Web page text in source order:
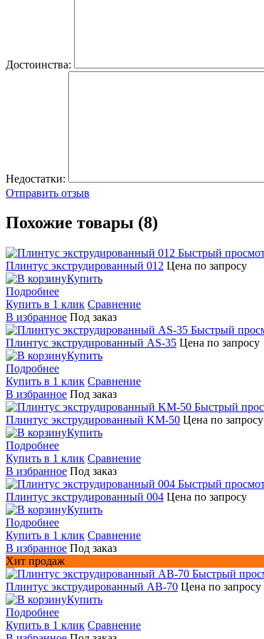
Достоинства:
Недостатки:
Отправить отзыв
Похожие товары (8)
Быстрый
Плинтус экструдированный 012 Цена по запросу
Купить
Подробнее
Купить в 1 клик Сравнение
В избранное Под заказ
Быстрый
Плинтус экструдированный AS-35 Цена по запросу
Купить
Подробнее
Купить в 1 клик Сравнение
В избранное Под заказ
Быстрый
Плинтус экструдированный KM-50 Цена по запросу
Купить
Подробнее
Купить в 1 клик Сравнение
В избранное Под заказ
Быстрый
Плинтус экструдированный 004 Цена по запросу
Купить
Подробнее
Купить в 1 клик Сравнение
В избранное Под заказ
Хит продаж
Быстрый
Плинтус экструдированный AB-70 Цена по запросу
Купить
Подробнее
Купить в 1 клик Сравнение